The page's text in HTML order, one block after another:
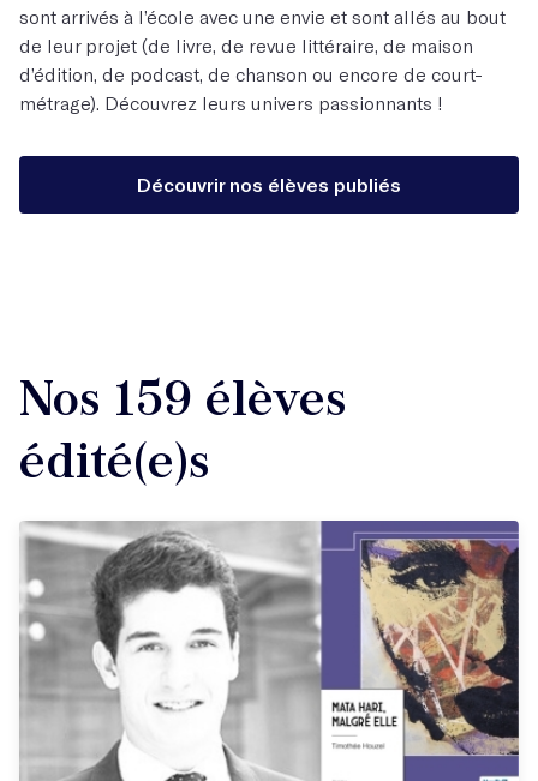
sont arrivés à l’école avec une envie et sont allés au bout
de leur projet (de livre, de revue littéraire, de maison
d’édition, de podcast, de chanson ou encore de court-
métrage). Découvrez leurs univers passionnants !
Découvrir nos élèves publiés
Nos 159 élèves
édité(e)s